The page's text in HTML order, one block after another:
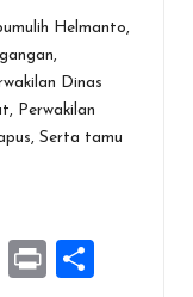
Helmanto,
Dinas
Perwakilan
Serta tamu
E
Pr